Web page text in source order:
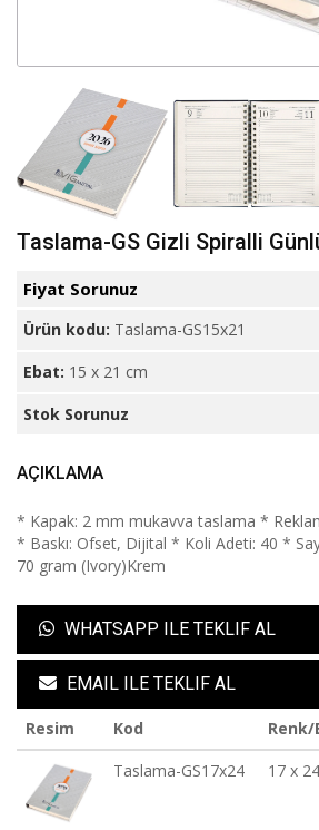
Taslama-GS Gizli Spiralli
Fiyat Sorunuz
Ürün kodu: Taslama-GS15x21
Ebat: 15 x 21 cm
Stok Sorunuz
AÇIKLAMA
* Kapak: 2 mm mukavva taslama *
* Baskı: Ofset, Dijital * Koli Adeti: 40 *
70 gram (Ivory)Krem
WHATSAPP ILE TEKLIF AL
EMAIL ILE TEKLIF AL
Resim Kod Renk/
Taslama-GS17x24
17 x